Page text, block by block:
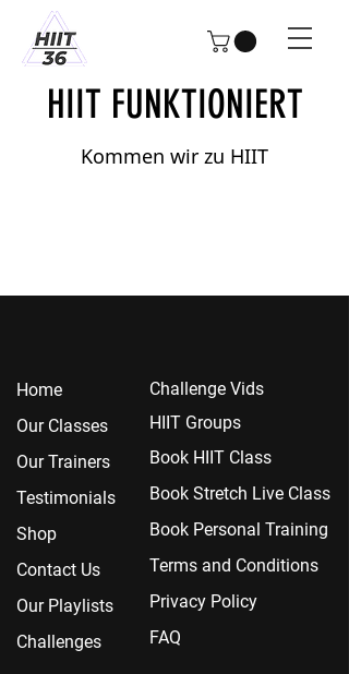
HIIT FUNKTIONIERT
Kommen wir zu HIIT
Home
Our Classes
Our Trainers
Testimonials
Shop
Contact Us
Our Playlists
Challenges
Chall enge Vids
HIIT Groups
Book HIIT Class
Book Stretch Live Class
Book Personal Training
Terms and Conditions
Privacy Policy
FAQ